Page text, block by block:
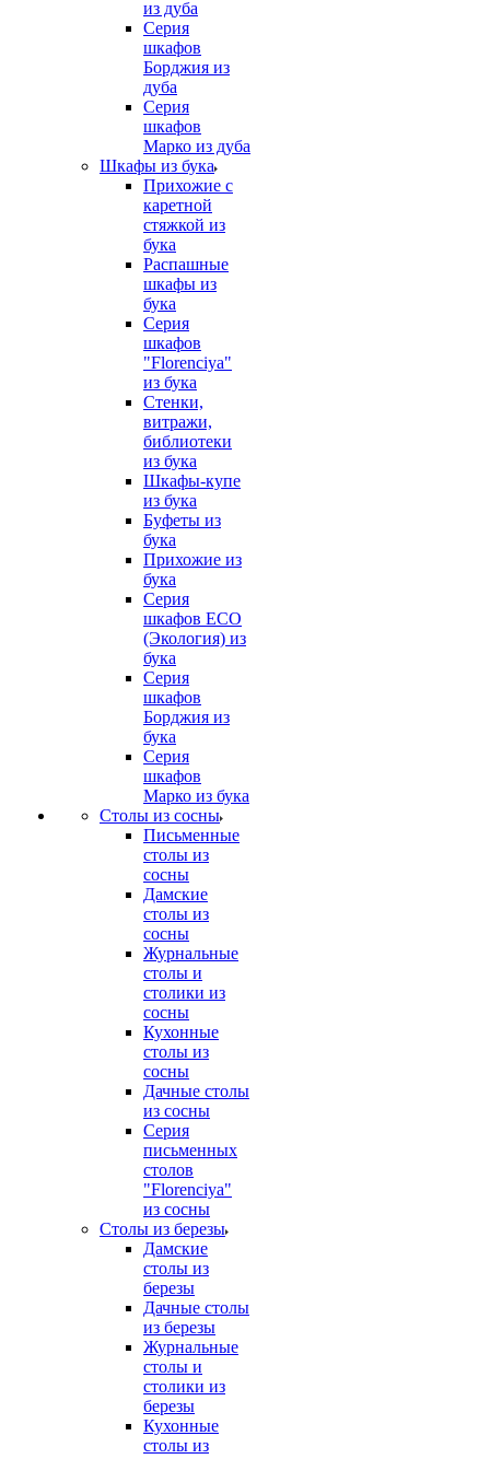
из дуба
Серия
шкафов
Борджия из
дуба
Серия
шкафов
Марко из дуба
Шкафы из бука
Прихожие с
каретной
стяжкой из
бука
Распашные
шкафы из
бука
Серия
шкафов
"Florenciya"
из бука
Стенки,
витражи,
библиотеки
из бука
Шкафы-купе
из бука
Буфеты из
бука
Прихожие из
бука
Серия
шкафов ECO
(Экология) из
бука
Серия
шкафов
Борджия из
бука
Серия
шкафов
Марко из бука
Столы из сосны
Письменные
столы из
сосны
Дамские
столы из
сосны
Журнальные
столы и
столики из
сосны
Кухонные
столы из
сосны
Дачные столы
из сосны
Серия
письменных
столов
"Florenciya"
из сосны
Столы из березы
Дамские
столы из
березы
Дачные столы
из березы
Журнальные
столы и
столики из
березы
Кухонные
столы из